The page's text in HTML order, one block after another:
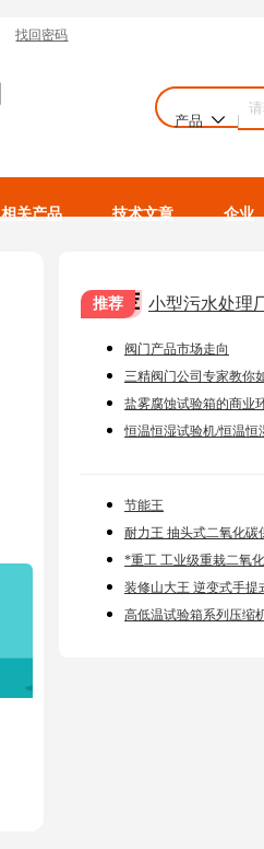
产品
相关产品 技术文章 企业
推荐 小型污水处理
阀门产品市场走向
三精阀门公司专家教你
用阀门
盐雾腐蚀试验箱的商业
恒温恒湿试验机/恒温恒
节能王
耐力王 抽头式二氧化碳
*重工 工业级重栽二氧
装修山大王 逆变式手提
高低温试验箱系列压缩